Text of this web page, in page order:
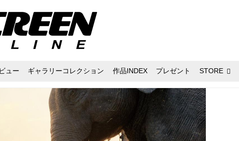
ュー ギャラリーコレクション 作品INDEX プレゼント STORE